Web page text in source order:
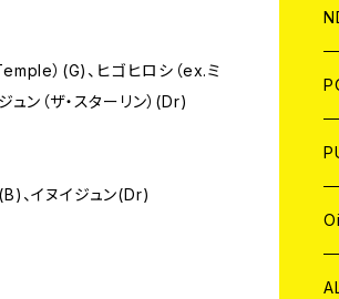
）(G)、ヒゴヒロシ（ex.ミ
ュン（ザ・スターリン）(Dr)
、イヌイジュン(Dr)
CD